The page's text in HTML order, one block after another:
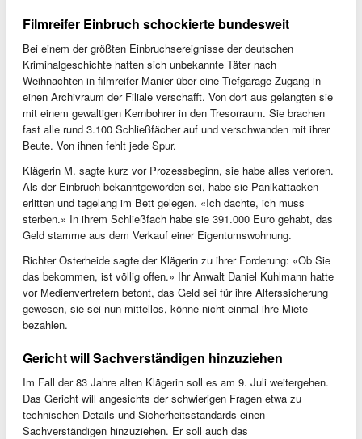
Filmreifer Einbruch schockierte bundesweit
Bei einem der größten Einbruchsereignisse der deutschen
Kriminalgeschichte hatten sich unbekannte Täter nach
Weihnachten in filmreifer Manier über eine Tiefgarage Zugang in
einen Archivraum der Filiale verschafft. Von dort aus gelangten sie
mit einem gewaltigen Kernbohrer in den Tresorraum. Sie brachen
fast alle rund 3.100 Schließfächer auf und verschwanden mit ihrer
Beute. Von ihnen fehlt jede Spur.
Klägerin M. sagte kurz vor Prozessbeginn, sie habe alles verloren.
Als der Einbruch bekanntgeworden sei, habe sie Panikattacken
erlitten und tagelang im Bett gelegen. «Ich dachte, ich muss
sterben.» In ihrem Schließfach habe sie 391.000 Euro gehabt, das
Geld stamme aus dem Verkauf einer Eigentumswohnung.
Richter Osterheide sagte der Klägerin zu ihrer Forderung: «Ob Sie
das bekommen, ist völlig offen.» Ihr Anwalt Daniel Kuhlmann hatte
vor Medienvertretern betont, das Geld sei für ihre Alterssicherung
gewesen, sie sei nun mittellos, könne nicht einmal ihre Miete
bezahlen.
Gericht will Sachverständigen hinzuziehen
Im Fall der 83 Jahre alten Klägerin soll es am 9. Juli weitergehen.
Das Gericht will angesichts der schwierigen Fragen etwa zu
technischen Details und Sicherheitsstandards einen
Sachverständigen hinzuziehen. Er soll auch das